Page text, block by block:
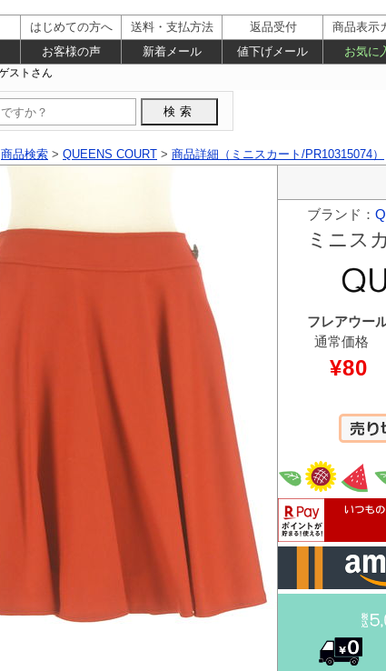
商品検索 > QUEENS COURT > 商品詳細（ミニスカート/PR10315074）
ブランド：
ミニス
フレアウー
通常価格
¥80
カート
はじめての方へ 送料・支払方法 返品受付
商品表示
お客様の声 新着メール 値下げメール お気に